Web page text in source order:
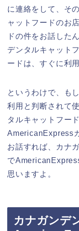
に連絡をして、そ
ャットフードのお
ドの件をお話した
デンタルキャット
ードは、すぐに利
というわけで、も
利用と判断されて
タルキャットフー
AmericanExpress
お話すれば、カナ
で
思いますよ。
カナガンデ